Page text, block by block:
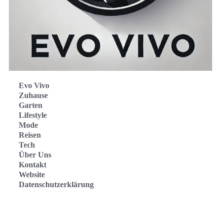
Evo Vivo
Zuhause
Garten
Lifestyle
Mode
Reisen
Tech
Über Uns
Kontakt
Website
Datenschutzerklärung